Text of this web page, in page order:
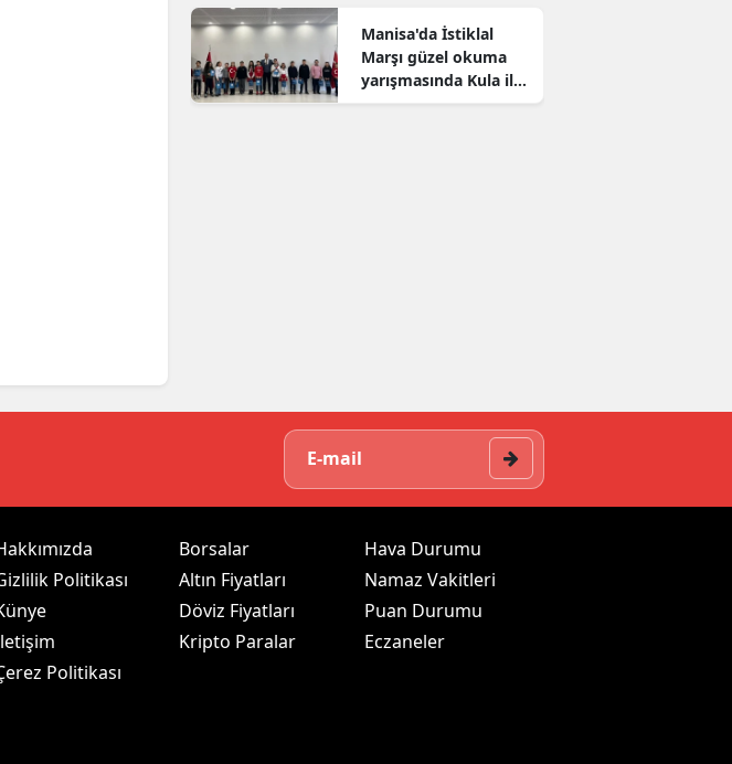
Manisa'da İstiklal
Marşı güzel okuma
yarışmasında Kula il
birincisi oldu
Politikası
Politikası
Borsalar
Altın Fiyatları
Döviz Fiyatları
Kripto Paralar
Hava Durumu
Namaz Vakitleri
Puan Durumu
Eczaneler